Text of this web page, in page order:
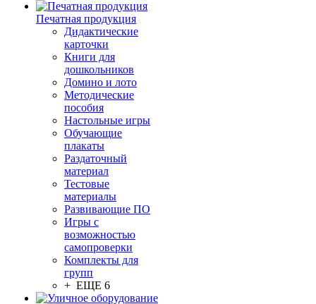
Печатная продукция
Дидактические
карточки
Книги для
дошкольников
Домино и лото
Методические
пособия
Настольные игры
Обучающие
плакаты
Раздаточный
материал
Тестовые
материалы
Развивающие ПО
Игры с
возможностью
самопроверки
Комплекты для
групп
+ ЕЩЕ 6